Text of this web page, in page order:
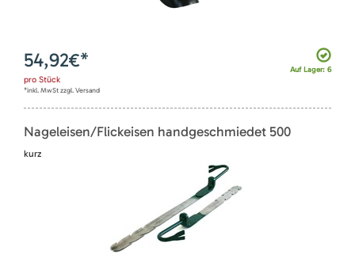
Auf Lager: 6
54,92€*
pro Stück
*inkl. MwSt zzgl. Versand
Nageleisen/Flickeisen handgeschmiedet 500
kurz